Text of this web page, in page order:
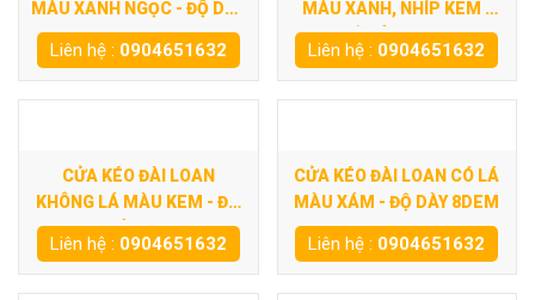
MÀU XANH NGỌC - ĐỘ DÀY
7DEM
Liên hệ : 0904651632
MÀU XANH, NHÍP KEM -
ĐỘ DÀY 9DEM
Liên hệ : 0904651632
CỬA KÉO ĐÀI LOAN
KHÔNG LÁ MÀU KEM - ĐỘ
DÀY 1LY
Liên hệ : 0904651632
CỬA KÉO ĐÀI LOAN CÓ LÁ
MÀU XÁM - ĐỘ DÀY 8DEM
Liên hệ : 0904651632